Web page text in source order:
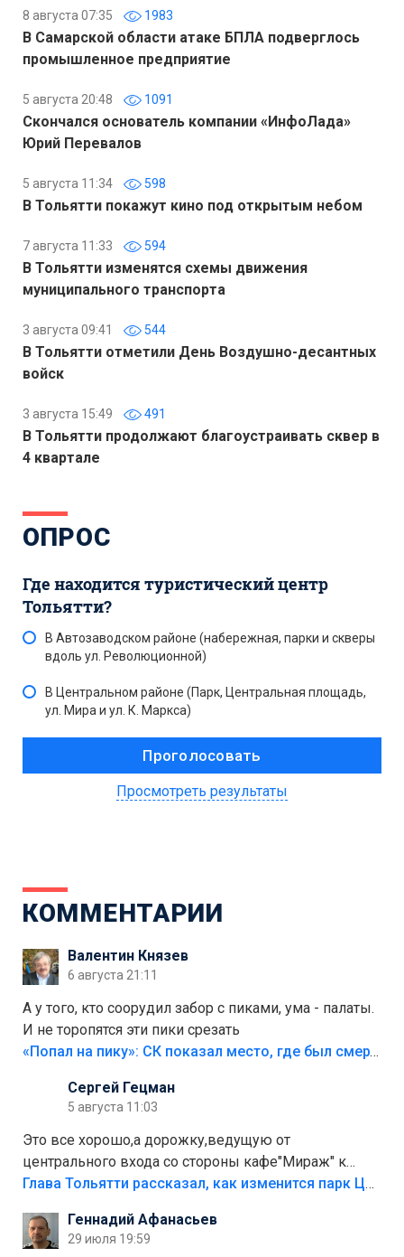
8 августа 07:35 1983
В Самарской области атаке БПЛА подверглось
промышленное предприятие
5 августа 20:48 1091
Скончался основатель компании «ИнфоЛада»
Юрий Перевалов
5 августа 11:34 598
В Тольятти покажут кино под открытым небом
7 августа 11:33 594
В Тольятти изменятся схемы движения
муниципального транспорта
3 августа 09:41 544
В Тольятти отметили День Воздушно-десантных
войск
3 августа 15:49 491
В Тольятти продолжают благоустраивать сквер в
4 квартале
ОПРОС
Где находится туристический центр
Тольятти?
В Автозаводском районе (набережная, парки и скверы
вдоль ул. Революционной)
В Центральном районе (Парк, Центральная площадь,
ул. Мира и ул. К. Маркса)
Просмотреть результаты
КОММЕНТАРИИ
Валентин Князев
6 августа 21:11
А у того, кто соорудил забор с пиками, ума - палаты.
И не торопятся эти пики срезать
«Попал на пику»: СК показал место, где был смертельно травмирован ребенок в Тольятти
Сергей Гецман
5 августа 11:03
Это все хорошо,а дорожку,ведущую от
центрального входа со стороны кафе"Мираж" к
аттракционам слабо доделать?А то бордюры
лежала в парке и испортилась.Да еще,видимо,часть
украли.
Глава Тольятти рассказал, как изменится парк Центрального района
Геннадий Афанасьев
29 июля 19:59